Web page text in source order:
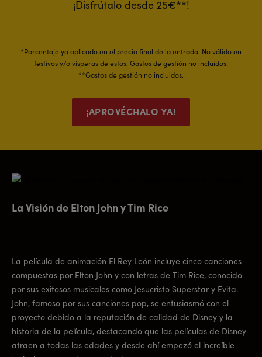
¡Disfrútalo desde 25€**!
*Porcentaje ya aplicado en el precio final de la entrada. No válido en
festivos y/o vísperas de estos. Gastos de gestión no incluidos.
**Gastos de gestión no incluidos.
¡APROVÉCHALO YA!
La Visión de Elton John y Tim Rice
La película de animación El Rey León incluye cinco canciones
compuestas por Elton John y con letras de Tim Rice, conocido
por sus exitosos musicales como Jesucristo Superstar y Evita.
John, famoso por sus canciones pop, se entusiasmó con el
proyecto debido a la reputación de calidad de Disney y la
historia de la película, destacando que las películas de Disney
atraen a todas las edades y desde ahí empezó el increíble